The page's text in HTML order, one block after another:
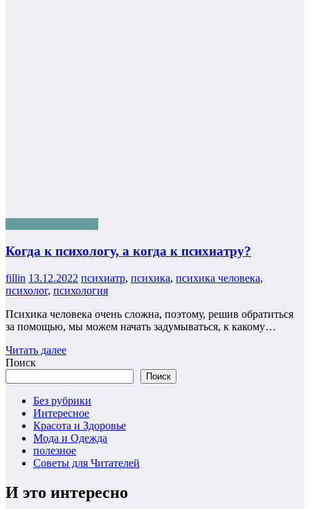
Когда к психологу, а когда к психиатру?
fillin 13.12.2022 психиатр, психика, психика человека,
психолог, психология
Психика человека очень сложна, поэтому, решив обратиться
за помощью, мы можем начать задумываться, к какому…
Читать далее
Поиск
Поиск
Без рубрики
Интересное
Красота и Здоровье
Мода и Одежда
полезное
Советы для Читателей
И это интересно